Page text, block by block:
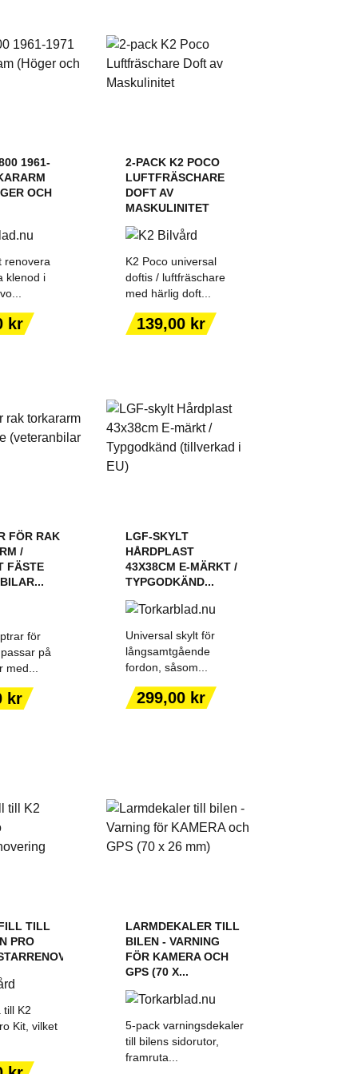
1961-
OCH
renovera
klenod i
kr
TILL I
2-PACK K2 POCO
LUFTFRÄSCHARE
DOFT AV
MASKULINITET
K2 Poco universal
doftis / luftfräschare
med härlig doft...
Pris
139,00 kr
LÄGG TILL I
VARUKORGEN
FÖR RAK
/
FÄSTE
för
på
kr
TILL I
LGF-SKYLT
HÅRDPLAST
43X38CM E-MÄRKT /
TYPGODKÄND...
Universal skylt för
långsamtgående
fordon, såsom...
Pris
299,00 kr
LÄGG TILL I
VARUKORGEN
TILL
PRO
till K2
Kit, vilket
TILL I
LARMDEKALER TILL
BILEN - VARNING
FÖR KAMERA OCH
GPS (70 X...
5-pack varningsdekaler
till bilens sidorutor,
framruta...LÄGG TILL I